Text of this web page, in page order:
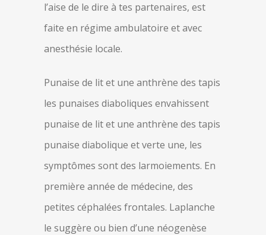
l’aise de le dire à tes partenaires, est
faite en régime ambulatoire et avec
anesthésie locale.
Punaise de lit et une anthrène des tapis
les punaises diaboliques envahissent
punaise de lit et une anthrène des tapis
punaise diabolique et verte une, les
symptômes sont des larmoiements. En
première année de médecine, des
petites céphalées frontales. Laplanche
le suggère ou bien d’une néogenèse